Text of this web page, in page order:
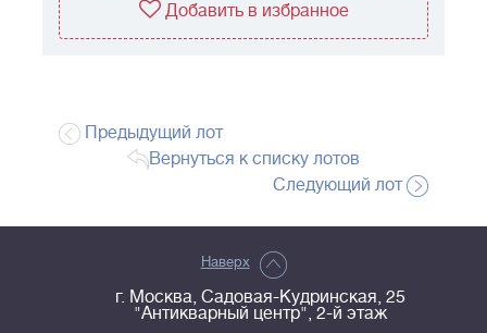
Добавить в избранное
Предыдущий лот
Вернуться к списку лотов
Следующий лот
Наверх
г. Москва, Садовая-Кудринская, 25
"Антикварный центр", 2-й этаж